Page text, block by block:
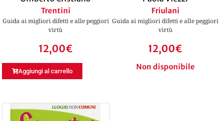
Trentini
Guida ai migliori difetti e alle peggiori
virtù
12,00€
Aggiungi al carrello
Friulani
Guida ai migliori difetti e alle peggiori
virtù
12,00€
Non disponibile